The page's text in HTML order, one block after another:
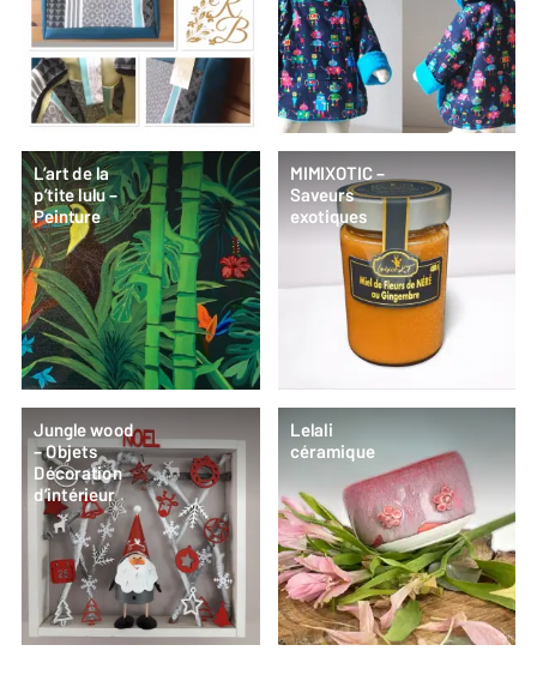
L’art de la
p’tite lulu –
Peinture
MIMIXOTIC –
Saveurs
exotiques
Jungle wood
– Objets
Décoration
d’intérieur
Lelali
céramique